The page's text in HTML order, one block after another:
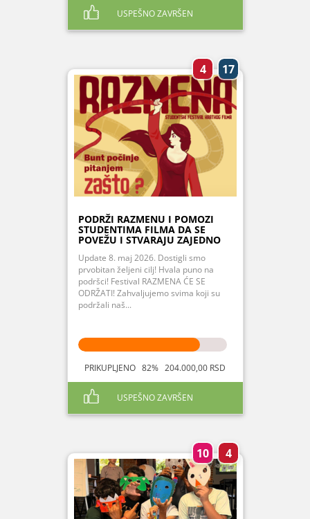
USPEŠNO ZAVRŠEN
4 17
PODRŽI RAZMENU I POMOZI
STUDENTIMA FILMA DA SE
POVEŽU I STVARAJU ZAJEDNO
Update 8. maj 2026. Dostigli smo
prvobitan željeni cilj! Hvala puno na
podršci! Festival RAZMENA ĆE SE
ODRŽATI! Zahvaljujemo svima koji su
podržali naš...
PRIKUPLJENO 82% 204.000,00 RSD
USPEŠNO ZAVRŠEN
10 4